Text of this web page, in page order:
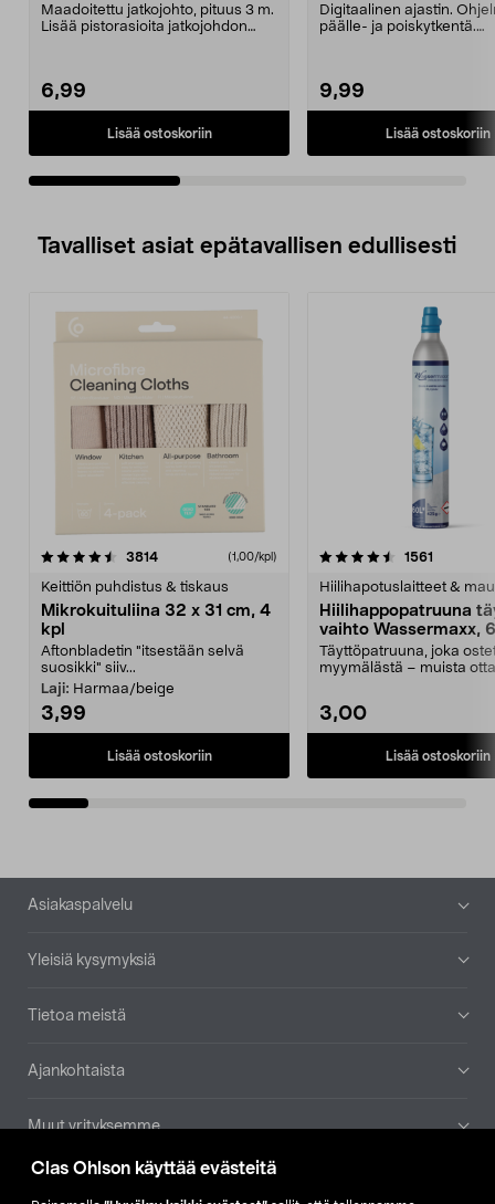
Clas Ohlson käyttää evästeitä
Maadoitettu jatkojohto, pituus 3 m.
Lisää pistorasioita jatkojohdon
6,99
Lisää ostoskoriin
Digitaalinen ajastin.
päälle- ja poiskytkentä.
9,99
Lisää ostoskoriin
Tavalliset asiat epätavallisen edullisesti
3814arvostelut (1,00/kpl)
Keittiön puhdistus & tiskaus
Mikrokuituliina 32 x 31 cm, 4
kpl
Aftonbladetin "itsestään selvä
suosikki" siiv...
Laji: Harmaa/beige
3,99
Lisää ostoskoriin
4.5viidestä
1561
Hiilihapotuslaitteet &
Hiilihappopatruuna
vaihto Wassermaxx,
Täyttöpatruuna, joka
myymälästä – muista
3,00
Lisää ostoskoriin
4.5viidestä
Alatunniste
Asiakaspalvelu
Yleisiä kysymyksiä
Tietoa meistä
Ajankohtaista
Muut yrityksemme
Etsi myymälä